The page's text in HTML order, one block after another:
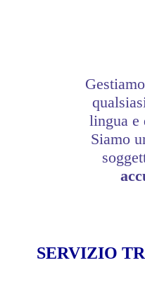
Gestiamo
lingua e
Siamo
SERVIZIO